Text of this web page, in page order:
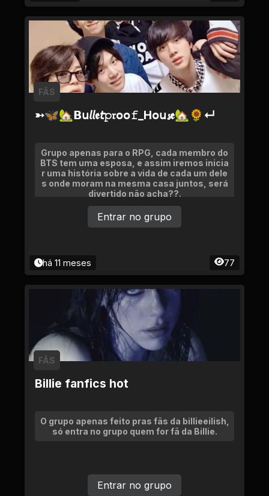
➳🦋🏡𝗕𝗎𝘭𝘭𝖊𝘵𝚙𝔯օօ𝚏_Ηօ𝗎𝓼𝖊🏡🌻↵
FÃS
Grupo apenas para o RPG, cada membro do
BTS tem uma esposa, e assim iremos inicia
r uma história sobre a vida de cada um dele
s onde moram na mesma casa juntos, será
divertido não acha??.
há 11 meses 77
Entrar no grupo
Billie fanfics hot
FÃS
O grupo apenas feito pras fãs da billieeilish,
só entra no grupo quem for fã da Billie.
Entrar no grupo